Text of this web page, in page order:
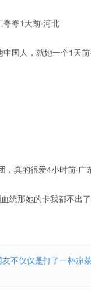
夸1天前·河北
国人，就她一个1天前
，真的很爱4小时前·广
统那她的卡我都不出
不仅仅是打了一杯凉